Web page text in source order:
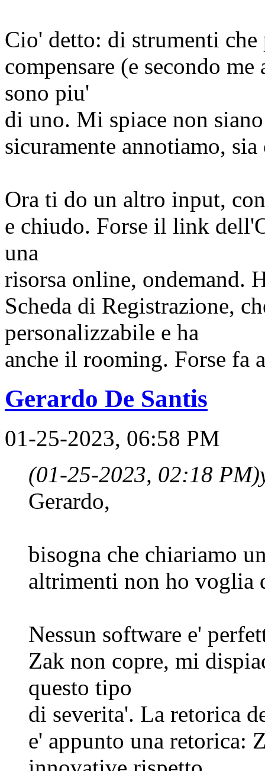
Cio' detto: di strumenti che
compensare (e secondo
sono piu'
di uno. Mi spiace non
sicuramente annotiamo,
Ora ti do un altro input,
e chiudo. Forse il link
una
risorsa online, ondemand.
Scheda di Registrazione,
personalizzabile e ha
anche il rooming. Forse fa
Gerardo De Santis
01-25-2023, 06:58 PM
(01-25-2023, 02:18 PM)
Gerardo,
bisogna che chiariamo
altrimenti non ho voglia
Nessun software e'
Zak non copre, mi
questo tipo
di severita'. La retorica
e' appunto una retorica: